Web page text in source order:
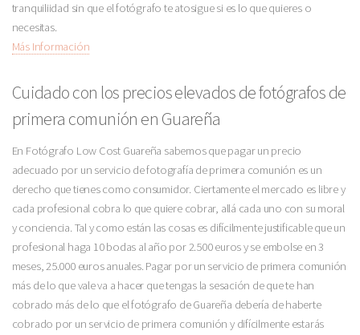
tranquiliidad sin que el fotógrafo te atosigue si es lo que quieres o
necesitas.
Más Información
Cuidado con los precios elevados de fotógrafos de
primera comunión en Guareña
En Fotógrafo Low Cost Guareña sabemos que pagar un precio
adecuado por un servicio de fotografía de primera comunión es un
derecho que tienes como consumidor. Ciertamente el mercado es libre y
cada profesional cobra lo que quiere cobrar, allá cada uno con su moral
y conciencia. Tal y como están las cosas es difícilmente justificable que un
profesional haga 10 bodas al año por 2.500 euros y se embolse en 3
meses, 25.000 euros anuales. Pagar por un servicio de primera comunión
más de lo que vale va a hacer que tengas la sesación de que te han
cobrado más de lo que el fotógrafo de Guareña debería de haberte
cobrado por un servicio de primera comunión y difícilmente estarás